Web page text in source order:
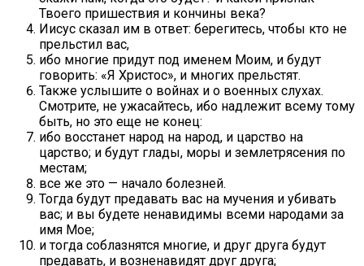
Твоего пришествия и кончины века?
Иисус сказал им в ответ: берегитесь, чтобы кто не
прельстил вас,
ибо многие придут под именем Моим, и будут
говорить: «Я Христос», и многих прельстят.
Также услышите о войнах и о военных слухах.
Смотрите, не ужасайтесь, ибо надлежит всему тому
быть, но это еще не конец:
ибо восстанет народ на народ, и царство на
царство; и будут глады, моры и землетрясения по
местам;
все же это — начало болезней.
Тогда будут предавать вас на мучения и убивать
вас; и вы будете ненавидимы всеми народами за
имя Мое;
и тогда соблазнятся многие, и друг друга будут
предавать, и возненавидят друг друга;